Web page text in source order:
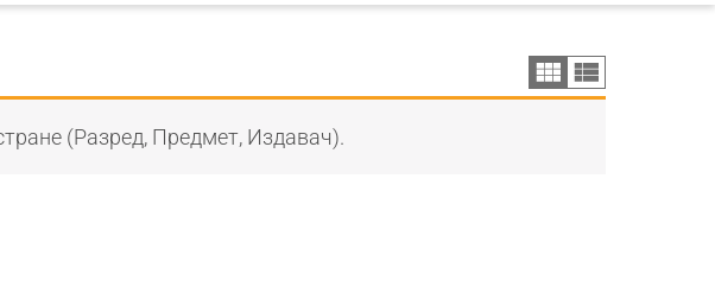
(Разред, Предмет, Издавач).